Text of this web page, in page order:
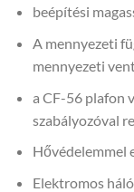
beépítési
A mennyezeti
mennyezeti
a CF-56 plafon
szabályozóval
Elektromos